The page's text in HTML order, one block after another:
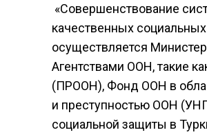
«Совершенствование
качественных
осуществляется
Агентствами ООН, такие
(ПРООН), Фонд ООН в
и преступностью ООН
социальной защиты в